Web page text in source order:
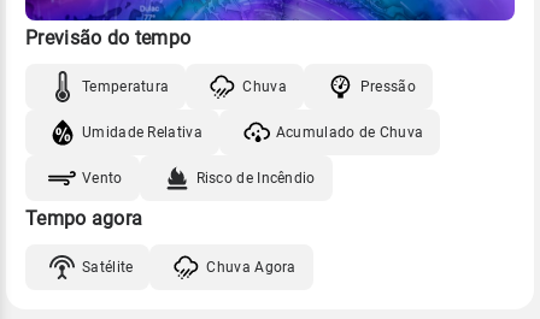
Previsão do tempo
Temperatura Chuva Pressão
Umidade Relativa Acumulado de Chuva
Vento Risco de Incêndio
Tempo agora
Satélite Chuva Agora